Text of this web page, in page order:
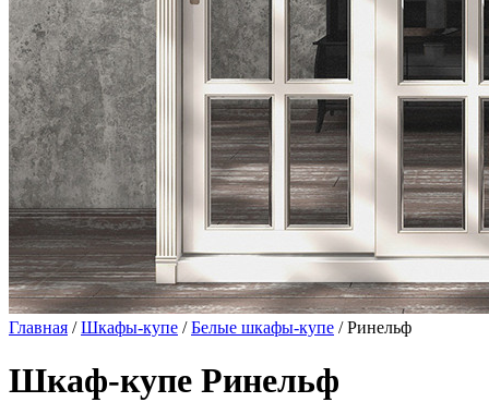
Главная /Шкафы-купе /Белые шкафы-купе / Ринельф
Шкаф-купе Ринельф